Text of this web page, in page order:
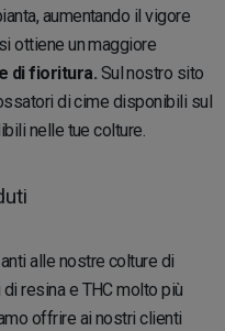
aumentando il vigore
ottiene un maggiore
di fioritura. Sul nostro sito
di cime disponibili sul
nelle tue colture.
alle nostre colture di
resina e THC molto più
offrire ai nostri clienti